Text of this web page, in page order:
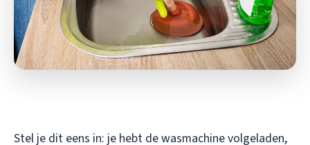
Stel je dit eens in: je hebt de wasmachine volgeladen,